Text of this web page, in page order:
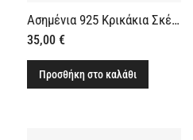
Ασημένια 925 Κρικάκια Σκέτα Πλακέ
35,00 €
Προσθήκη στο καλάθι